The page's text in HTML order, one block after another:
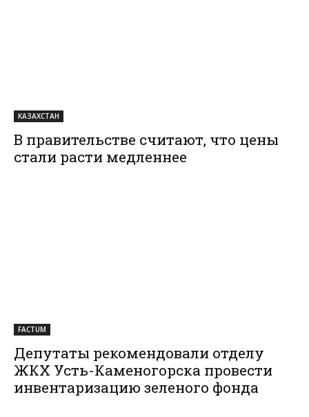
КАЗАХСТАН
В правительстве считают, что цены
стали расти медленнее
FACTUM
Депутаты рекомендовали отделу
ЖКХ Усть-Каменогорска провести
инвентаризацию зеленого фонда